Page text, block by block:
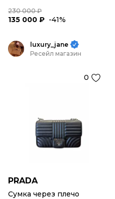
230 000 ₽
135 000 ₽ -41%
luxury_jane
Ресейл магазин
0
PRADA
Сумка через плечо